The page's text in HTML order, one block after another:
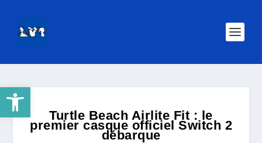
Ouvrir la barre d’outils
Turtle Beach Airlite Fit : le
premier casque officiel Switch 2
débarque